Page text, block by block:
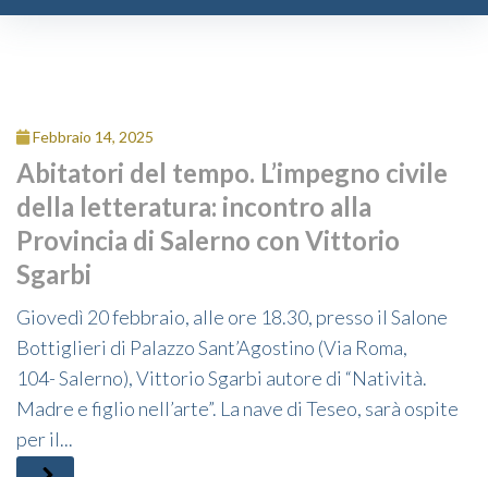
Contributi
Complesso
San Michele
Contatti
Febbraio 14, 2025
Abitatori del tempo. L’impegno civile
della letteratura: incontro alla
Provincia di Salerno con Vittorio
Sgarbi
Giovedì 20 febbraio, alle ore 18.30, presso il Salone
Bottiglieri di Palazzo Sant’Agostino (Via Roma,
104- Salerno), Vittorio Sgarbi autore di “Natività.
Madre e figlio nell’arte”. La nave di Teseo, sarà ospite
per il...